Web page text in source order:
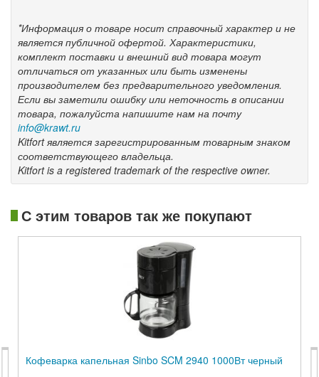
*Информация о товаре носит справочный характер и не
является публичной офертой. Характеристики,
комплект поставки и внешний вид товара могут
отличаться от указанных или быть изменены
производителем без предварительного уведомления.
Если вы заметили ошибку или неточность в описании
товара, пожалуйста напишите нам на почту
info@krawt.ru
Kitfort является зарегистрированным товарным знаком
соответствующего владельца.
Kitfort is a registered trademark of the respective owner.
С этим товаров так же покупают
Кофеварка капельная Sinbo SCM 2940 1000Вт черный